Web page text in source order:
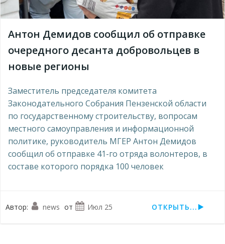
Антон Демидов сообщил об отправке
очередного десанта добровольцев в
новые регионы
Заместитель председателя комитета
Законодательного Собрания Пензенской области
по государственному строительству, вопросам
местного самоуправления и информационной
политике, руководитель МГЕР Антон Демидов
сообщил об отправке 41-го отряда волонтеров, в
составе которого порядка 100 человек
Автор: news от Июл 25 ОТКРЫТЬ...